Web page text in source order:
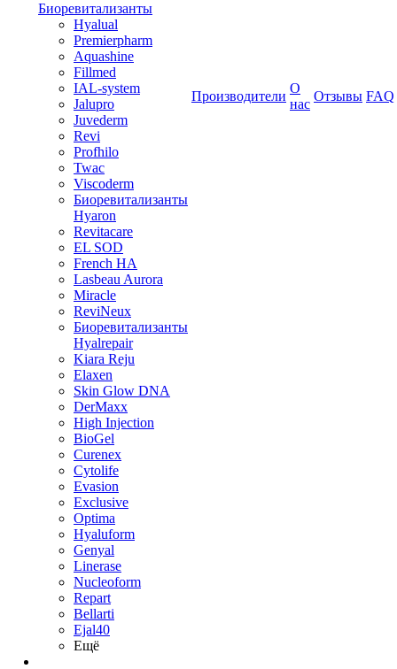
Биоревитализанты
Hyalual
Premierpharm
Aquashine
Fillmed
IAL-system
Jalupro
Juvederm
Revi
Profhilo
Twac
Viscoderm
Биоревитализанты
Hyaron
Revitacare
EL SOD
French HA
Lasbeau Aurora
Miracle
ReviNeux
Биоревитализанты
Hyalrepair
Kiara Reju
Elaxen
Skin Glow DNA
DerMaxx
High Injection
BioGel
Curenex
Cytolife
Evasion
Exclusive
Optima
Hyaluform
Genyal
Linerase
Nucleoform
Repart
Bellarti
Ejal40
Ещё
Производители
О
нас
Отзывы FAQ